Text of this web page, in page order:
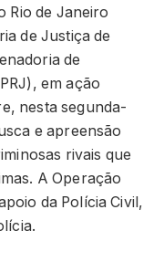
Rio de Janeiro
de Justiça de
de
em ação
nesta segunda-
e apreensão
rivais que
A Operação
da Polícia Civil,